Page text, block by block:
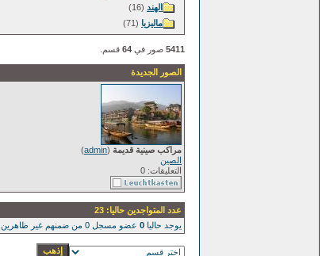
الهند (16)
ماليزيا (71)
5411 صور في 64 قسم.
الصور الجديدة
مراكب صينية قديمة (
admin
)
الصين
التعليقات: 0
عدد المتواجدين حاليا: 23
يوجد حاليا 0 عضو مسجل 0 من ضمنهم غير ظاهرين و